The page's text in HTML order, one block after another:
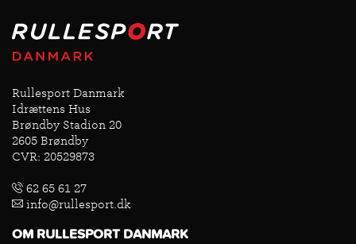
Rullesport Danmark
Idrættens Hus
Brøndby Stadion 20
2605 Brøndby
CVR: 20529873
62 65 61 27
info@rullesport.dk
OM RULLESPORT DANMARK